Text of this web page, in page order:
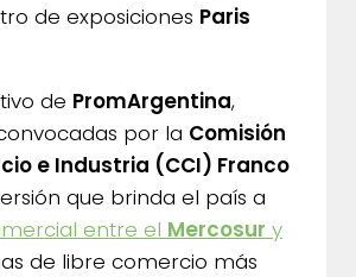
de exposiciones Paris
de PromArgentina,
por la Comisión
e Industria (CCI) Franco
que brinda el país a
entre el Mercosur y
de libre comercio más